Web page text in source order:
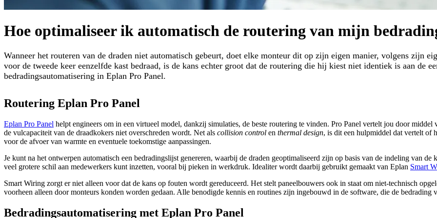
Hoe optimaliseer ik automatisch de routering van mijn
Wanneer het routeren van de draden niet automatisch gebeurt, doet elke monteur dit op zijn eigen manier, volgens zijn
voor de tweede keer eenzelfde kast bedraad, is de kans echter groot dat de routering die hij kiest niet identiek is aan de
bedradingsautomatisering in Eplan Pro Panel.
Routering Eplan Pro Panel
Eplan Pro Panel helpt engineers om in een virtueel model, dankzij simulaties, de beste routering te vinden. Pro Panel vertelt jou door
de vulcapaciteit van de draadkokers niet overschreden wordt. Net als collision control en thermal design, is dit een hulpmiddel dat vertelt of
voor de afvoer van warmte en eventuele toekomstige aanpassingen.
Je kunt na het ontwerpen automatisch een bedradingslijst genereren, waarbij de draden geoptimaliseerd zijn op basis van de indeling van
veel grotere schil aan medewerkers kunt inzetten, vooral bij pieken in werkdruk. Idealiter wordt daarbij gebruikt gemaakt van Eplan Smart
Smart Wiring zorgt er niet alleen voor dat de kans op fouten wordt gereduceerd. Het stelt paneelbouwers ook in staat om niet-technisch
voorheen alleen door monteurs konden worden gedaan. Alle benodigde kennis en routines zijn ingebouwd in de software, die de bedrading
Bedradingsautomatisering met Eplan Pro Panel